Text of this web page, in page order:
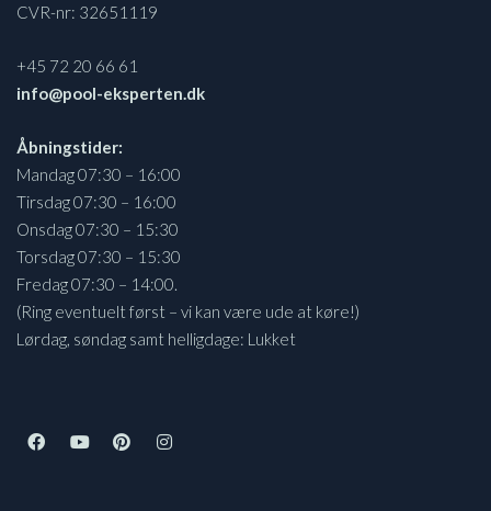
CVR-nr: 32651119
+45 72 20 66 61
info@pool-eksperten.dk
Åbningstider:
Mandag 07:30 – 16:00
Tirsdag 07:30 – 16:00
Onsdag 07:30 – 15:30
Torsdag 07:30 – 15:30
Fredag 07:30 – 14:00.
(Ring eventuelt først – vi kan være ude at køre!)
Lørdag, søndag samt helligdage: Lukket